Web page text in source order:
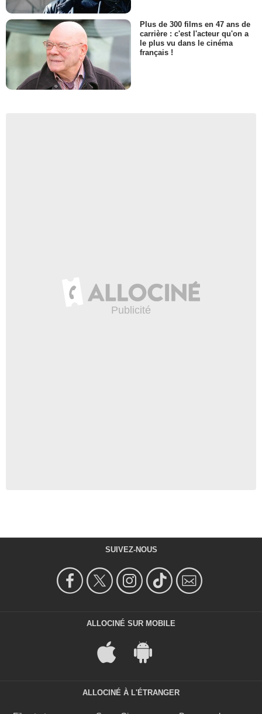
Plus de 300 films en 47 ans de
carrière : c'est l'acteur qu'on a
le plus vu dans le cinéma
français !
SUIVEZ-NOUS
ALLOCINÉ SUR MOBILE
ALLOCINÉ À L'ÉTRANGER